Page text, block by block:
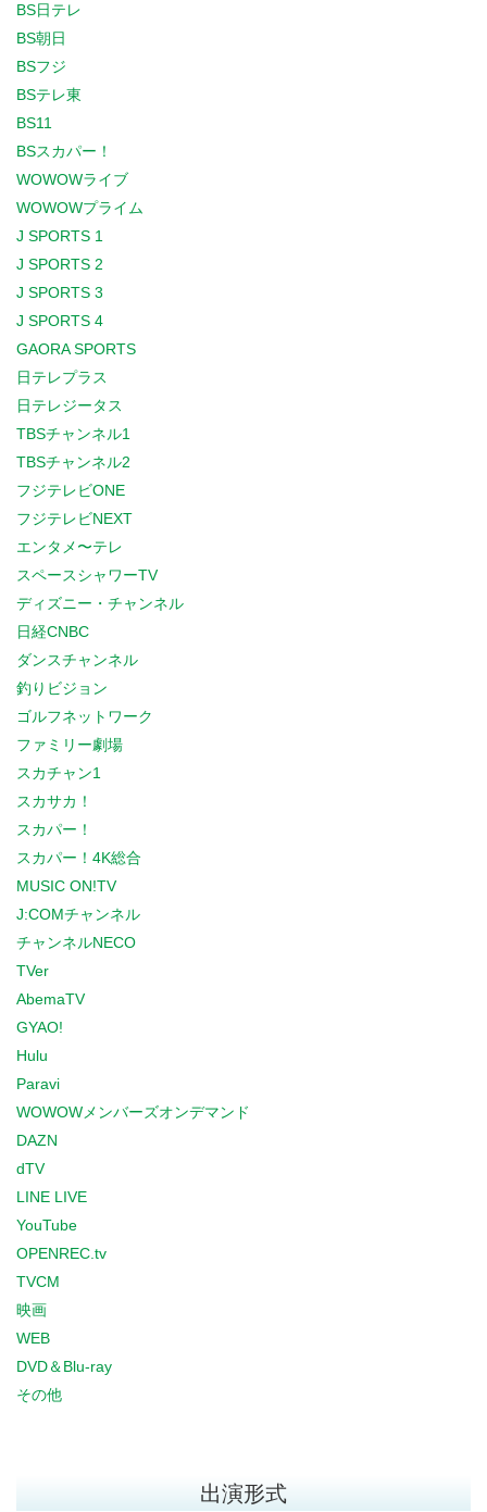
BS日テレ
BS朝日
BSフジ
BSテレ東
BS11
BSスカパー！
WOWOWライブ
WOWOWプライム
J SPORTS 1
J SPORTS 2
J SPORTS 3
J SPORTS 4
GAORA SPORTS
日テレプラス
日テレジータス
TBSチャンネル1
TBSチャンネル2
フジテレビONE
フジテレビNEXT
エンタメ〜テレ
スペースシャワーTV
ディズニー・チャンネル
日経CNBC
ダンスチャンネル
釣りビジョン
ゴルフネットワーク
ファミリー劇場
スカチャン1
スカサカ！
スカパー！
スカパー！4K総合
MUSIC ON!TV
J:COMチャンネル
チャンネルNECO
TVer
AbemaTV
GYAO!
Hulu
Paravi
WOWOWメンバーズオンデマンド
DAZN
dTV
LINE LIVE
YouTube
OPENREC.tv
TVCM
映画
WEB
DVD＆Blu-ray
その他
出演形式